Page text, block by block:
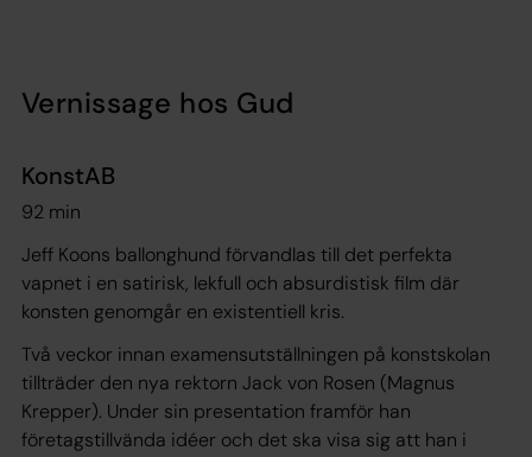
Vernissage hos Gud
KonstAB
92 min
Jeff Koons ballonghund förvandlas till det perfekta
vapnet i en satirisk, lekfull och absurdistisk film där
konsten genomgår en existentiell kris.
Två veckor innan examensutställningen på konstskolan
tillträder den nya rektorn Jack von Rosen (Magnus
Krepper). Under sin presentation framför han
företagstillvända idéer och det ska visa sig att han i